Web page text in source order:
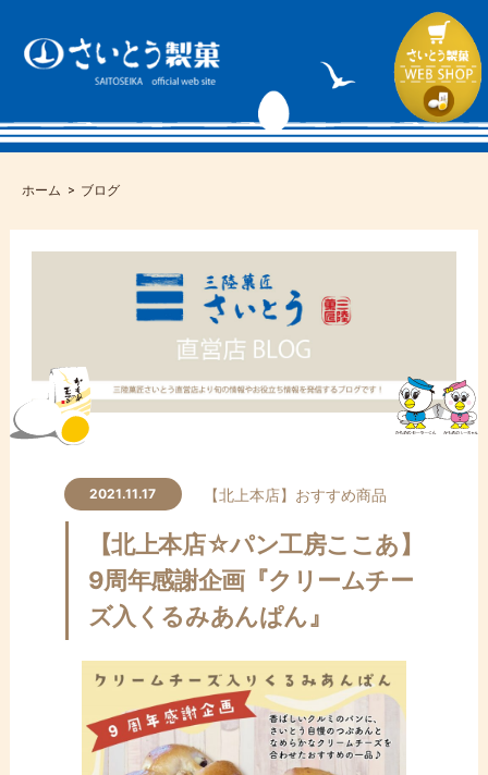
ホーム ブログ
2021.11.17 【北上本店】 おすすめ商品
【北上本店☆パン工房ここあ】
9周年感謝企画『クリームチー
ズ入くるみあんぱん』